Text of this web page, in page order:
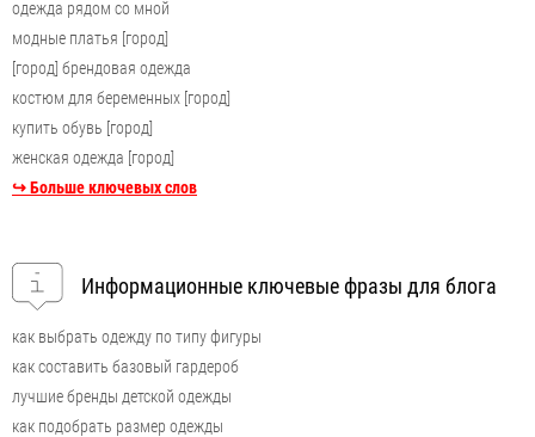
одежда рядом со мной
модные платья [город]
[город] брендовая одежда
костюм для беременных [город]
купить обувь [город]
женская одежда [город]
↪ Больше ключевых слов
Информационные ключевые фразы для блога
как выбрать одежду по типу фигуры
как составить базовый гардероб
лучшие бренды детской одежды
как подобрать размер одежды